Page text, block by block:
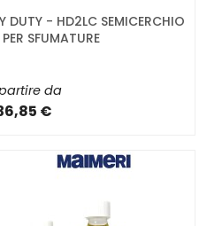
DUTY - HD2LC SEMICERCHIO
SFUMATURE
da
€